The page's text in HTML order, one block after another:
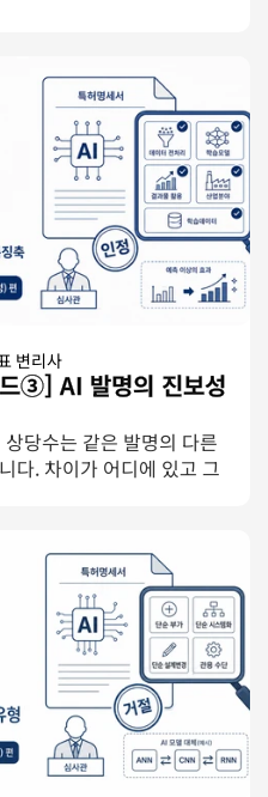
변리사
③] AI 발명의 진보성
당수는 같은 발명의 다른
다. 차이가 어디에 있고 그